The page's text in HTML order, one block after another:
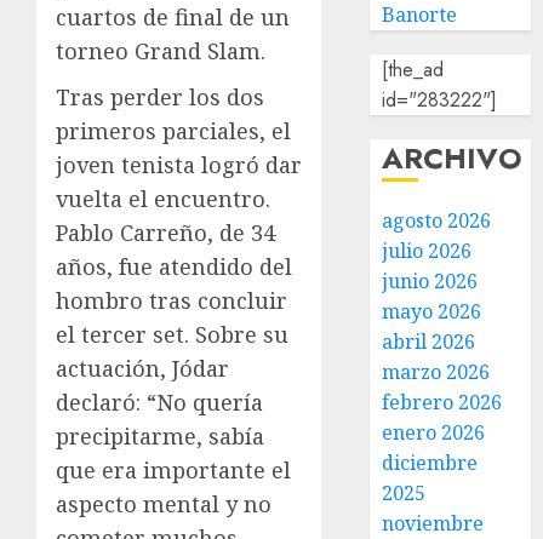
cuartos de final de un
torneo Grand Slam.
Tras perder los dos
primeros parciales, el
joven tenista logró dar
vuelta el encuentro.
Pablo Carreño, de 34
años, fue atendido del
hombro tras concluir
el tercer set. Sobre su
actuación, Jódar
declaró: “No quería
precipitarme, sabía
que era importante el
aspecto mental y no
Banorte
[the_ad
id="283222"]
ARCHIVO
agosto 2026
julio 2026
junio 2026
mayo 2026
abril 2026
marzo 2026
febrero 2026
enero 2026
diciembre
2025
noviembre